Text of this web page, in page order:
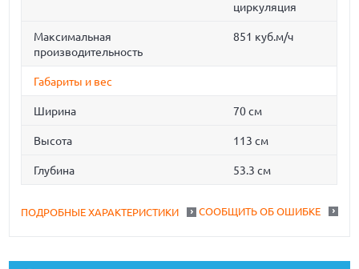
циркуляция
Максимальная
производительность
851 куб.м/ч
Габариты и вес
Ширина 70 см
Высота 113 см
Глубина 53.3 см
СООБЩИТЬ ОБ ОШИБКЕ
ПОДРОБНЫЕ ХАРАКТЕРИСТИКИ